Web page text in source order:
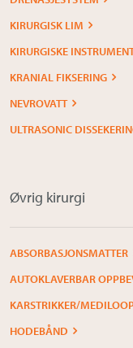
KIRURGISK LIM
KIRURGISKE
KRANIAL FIKSERING
NEVROVATT
ULTRASONIC
Øvrig kirurgi
ABSORBASJONSMATTER
AUTOKLAVERBAR
KARSTRIKKER/
HODEBÅND